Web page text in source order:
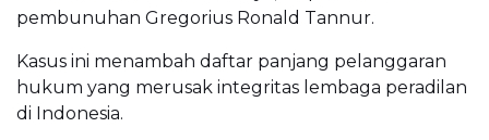
pembunuhan Gregorius Ronald Tannur.
Kasus ini menambah daftar panjang pelanggaran
hukum yang merusak integritas lembaga peradilan
di Indonesia.